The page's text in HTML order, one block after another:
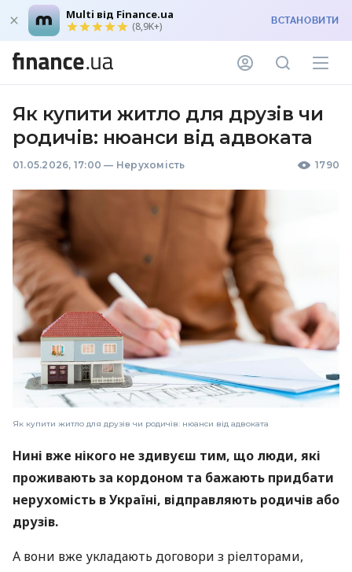
Multi від Finance.ua
(8,9K+) ВСТАНОВИТИ
Як купити житло для друзів чи
родичів: нюанси від адвоката
01.05.2026, 17:00 — Нерухомість 1790
Як купити житло для друзів чи родичів: нюанси від адвоката
Нині вже нікого не здивуєш тим, що люди, які
проживають за кордоном та бажають придбати
нерухомість в Україні, відправляють родичів або
друзів.
А вони вже укладають договори з ріелторами,